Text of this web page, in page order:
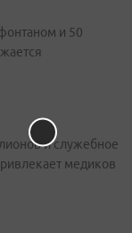
и 50
и служебное
медиков